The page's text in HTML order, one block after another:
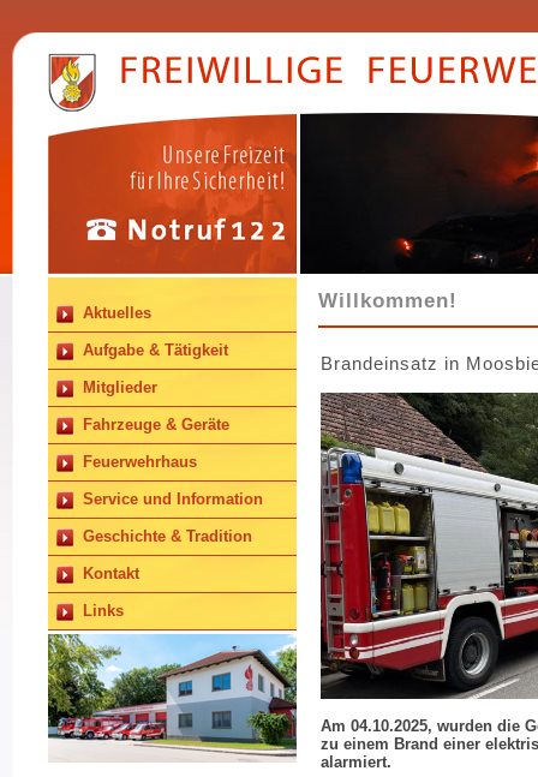
Aktuelles
Aufgabe & Tätigkeit
Mitglieder
Fahrzeuge & Geräte
Feuerwehrhaus
Service und Information
Geschichte & Tradition
Kontakt
Links
Willkommen!
Brandeinsatz in
Am 04.10.2025, wurden die
zu einem Brand einer
alarmiert.